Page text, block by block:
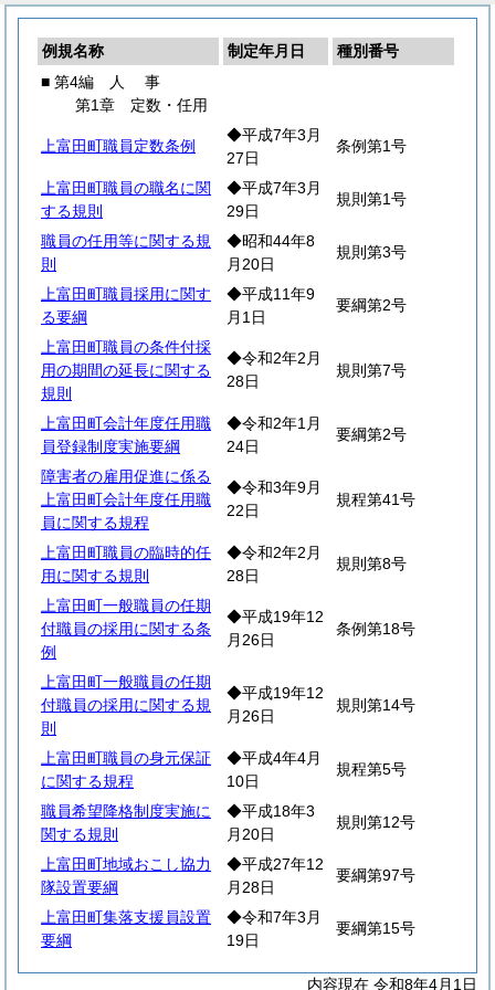
例規名称 制定年月日
種別番号
■ 第4編
人 事
第1章 定数・任用
上富田町職員定数条例
◆平成7年3月
27日
条例第1号
上富田町職員の職名に関
する規則
◆平成7年3月
29日
規則第1号
職員の任用等に関する規
則
◆昭和44年8
月20日
規則第3号
上富田町職員採用に関す
る要綱
◆平成11年9
月1日
要綱第2号
上富田町職員の条件付採
用の期間の延長に関する
規則
◆令和2年2月
28日
規則第7号
上富田町会計年度任用職
員登録制度実施要綱
◆令和2年1月
24日
要綱第2号
障害者の雇用促進に係る
上富田町会計年度任用職
員に関する規程
◆令和3年9月
22日
規程第41号
上富田町職員の臨時的任
用に関する規則
◆令和2年2月
28日
規則第8号
上富田町一般職員の任期
付職員の採用に関する条
例
◆平成19年12
月26日
条例第18号
上富田町一般職員の任期
付職員の採用に関する規
則
◆平成19年12
月26日
規則第14号
上富田町職員の身元保証
に関する規程
◆平成4年4月
10日
規程第5号
職員希望降格制度実施に
関する規則
◆平成18年3
月20日
規則第12号
上富田町地域おこし協力
隊設置要綱
◆平成27年12
月28日
要綱第97号
上富田町集落支援員設置
要綱
◆令和7年3月
19日
要綱第15号
内容現在 令和8年4月1日